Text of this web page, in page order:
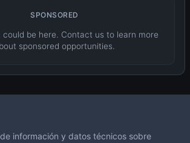
SPONSORED
could be here. Contact us to learn more
sponsored opportunities.
información y datos técnicos sobre